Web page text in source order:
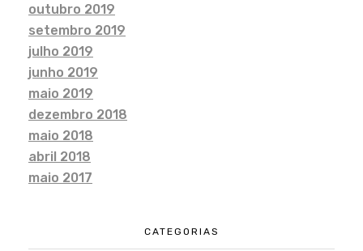
outubro 2019
setembro 2019
julho 2019
junho 2019
maio 2019
dezembro 2018
maio 2018
abril 2018
maio 2017
CATEGORIAS